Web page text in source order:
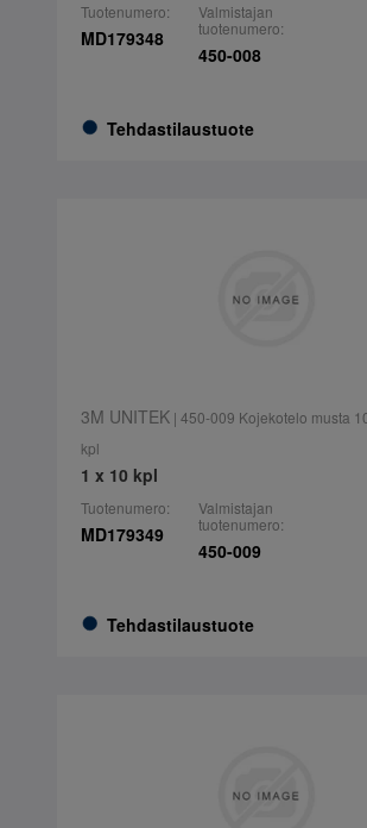
Tuotenumero:
MD179348
Tehdastilaustuote
Valmistajan
tuotenumero:
450-008
3M UNITEK| 450-009 Kojekotelo musta
kpl
1 x 10 kpl
Tuotenumero:
MD179349
Tehdastilaustuote
Valmistajan
tuotenumero:
450-009